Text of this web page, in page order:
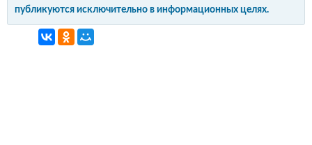
публикуются исключительно в информационных целях.